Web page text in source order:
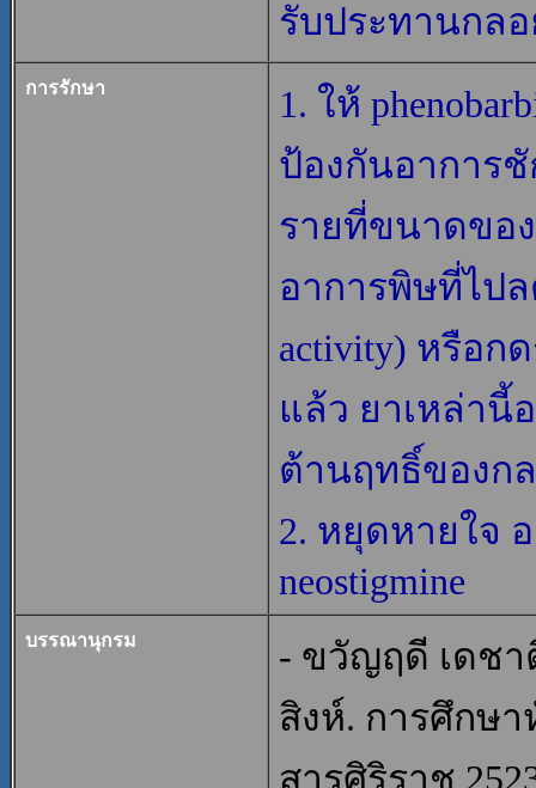
รับประทานกล
การรักษา
1. ให้
ป้องกันอาการ
รายที่ขนาดขอ
อาการพิษที่ไป
activity) หรือก
แล้ว ยาเหล่านี้
ต้านฤทธิ์ของก
2. หยุดหายใจ
neostigmine
บรรณานุกรม
- ขวัญฤดี เดชา
สิงห์. การศึกษ
สารศิริราช